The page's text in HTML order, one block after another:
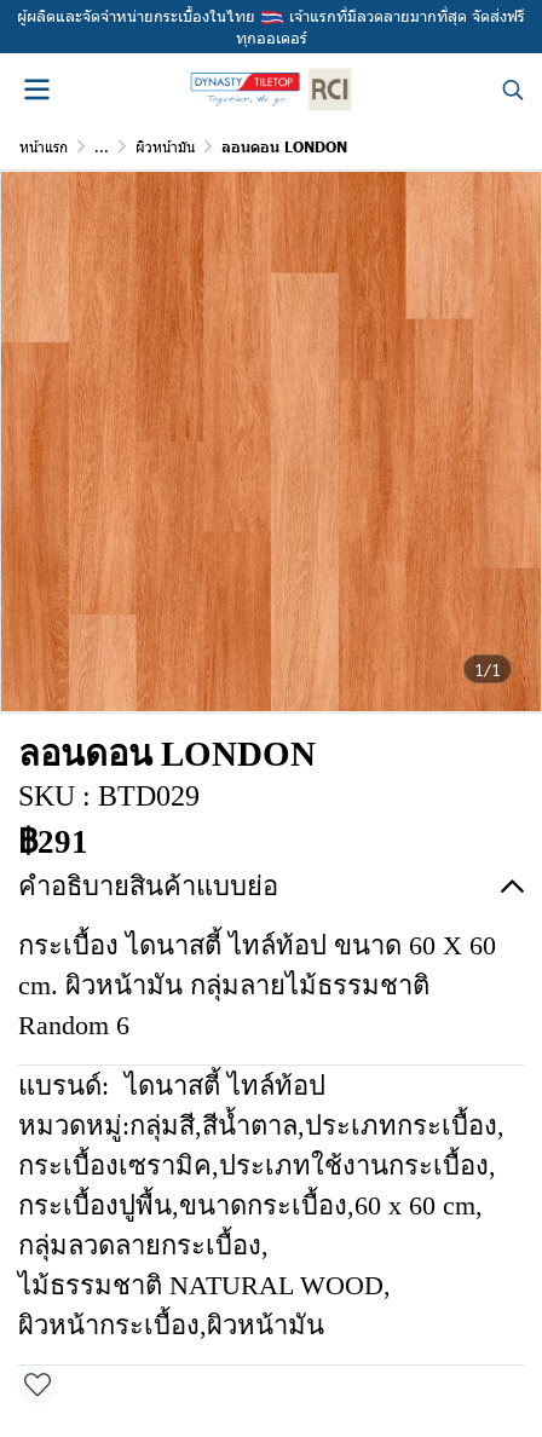
ผู้ผลิตและจัดจำหน่ายกระเบื้องในไทย
เจ้าแรกที่มีลวดลายมากที่สุด จัดส่งฟรี
ทุกออเดอร์
หน้าแรก ... ผิวหน้ามัน ลอนดอน LONDON
1/1
ลอนดอน LONDON
SKU : BTD029
฿291
คำอธิบายสินค้าแบบย่อ
กระเบื้อง ไดนาสตี้ ไทล์ท้อป ขนาด 60 X 60
cm. ผิวหน้ามัน กลุ่มลายไม้ธรรมชาติ
Random 6
แบรนด์: ไดนาสตี้ ไทล์ท้อป
หมวดหมู่:กลุ่มสี,สีน้ำตาล,ประเภทกระเบื้อง,
กระเบื้องเซรามิค,ประเภทใช้งานกระเบื้อง,
กระเบื้องปูพื้น,ขนาดกระเบื้อง,60 x 60 cm,
กลุ่มลวดลายกระเบื้อง,
ไม้ธรรมชาติ NATURAL WOOD,
ผิวหน้ากระเบื้อง,ผิวหน้ามัน